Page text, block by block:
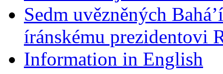
Sedm uvězněných
íránskému prezidentovi
Information in English